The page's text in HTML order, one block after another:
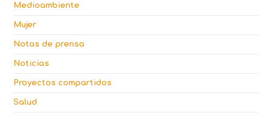
Medioambiente
Mujer
Notas de prensa
Noticias
Proyectos compartidos
Salud